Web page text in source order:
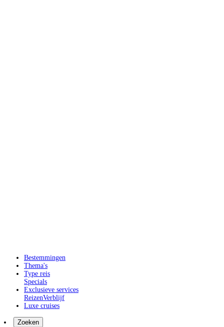
Bestemmingen
Thema's
Type reis
Specials
Exclusieve services
ReizenVerblijf
Luxe cruises
Zoeken